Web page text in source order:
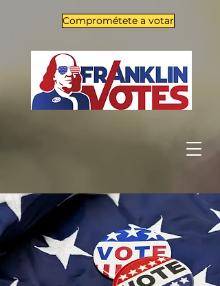
Comprométete a votar